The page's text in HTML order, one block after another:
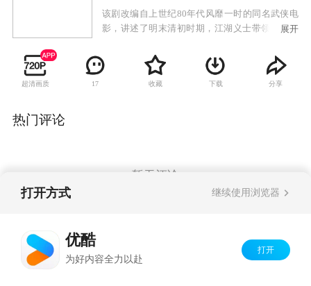
该剧改编自上世纪80年代风靡一时的同名武侠电
影，讲述了明末清初时期，江湖义士带领一众天
事。
展开
超清画质 17 收藏 下载 分享
热门评论
暂无评论
打开方式 继续使用浏览器
优酷
为好内容全力以赴
打开